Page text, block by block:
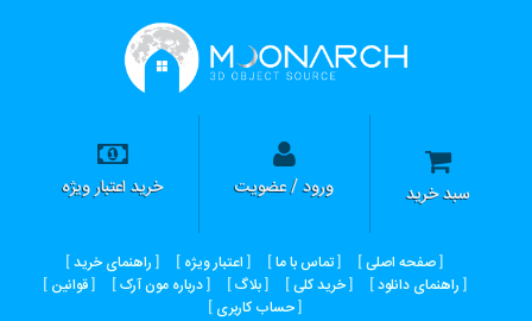
سبد خرید ورود / عضویت خرید اعتبار ویژه
صفحه اصلی تماس با ما اعتبار ویژه
راهنمای خرید
راهنمای دانلود
خرید کلی بلاگ درباره مون آرک
قوانین
حساب کاربری